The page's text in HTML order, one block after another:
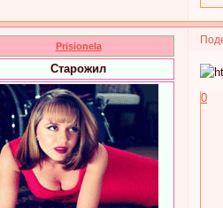
Prisionela
Старожил
0